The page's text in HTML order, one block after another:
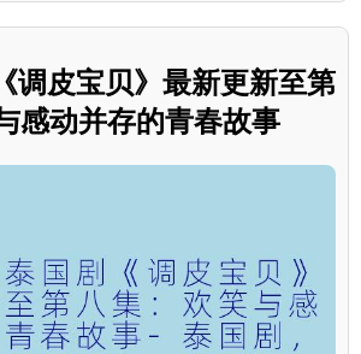
调皮宝贝》最新更新至第
感动并存的青春故事